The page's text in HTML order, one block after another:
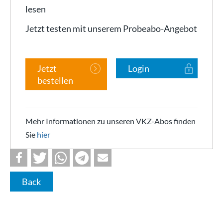
lesen
Jetzt testen mit unserem Probeabo-Angebot
Jetzt
bestellen
Login
Mehr Informationen zu unseren VKZ-Abos finden
Sie hier
Back